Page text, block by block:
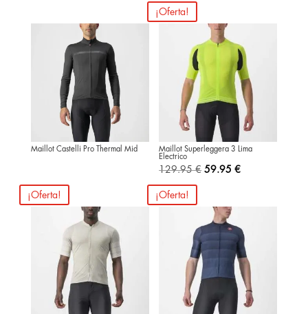
Maillot Castelli Pro Thermal Mid
¡Oferta!
Maillot Superleggera 3 Lima
Electrico
129.95 € El
original
era:
129.95 €.
59.95 €El
59.95 €.
¡Oferta! ¡Oferta!